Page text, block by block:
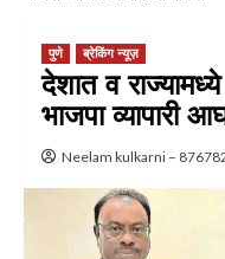
पुणे ब्रेकिंग न्यूज़
देशात व
भाजपा व्यापारी
Neelam kulkarni –